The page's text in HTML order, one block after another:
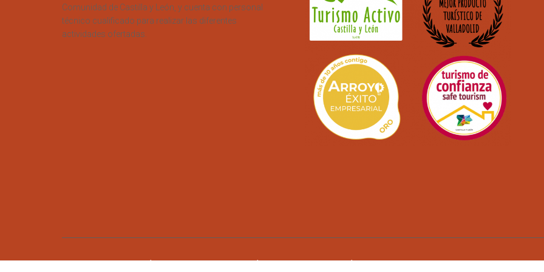
Comunidad de Castilla y León, y cuenta con personal
técnico cualificado para realizar las diferentes
actividades ofertadas.